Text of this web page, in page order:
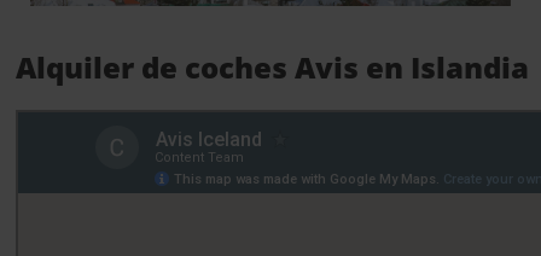
Alquiler de coches Avis en Islandia